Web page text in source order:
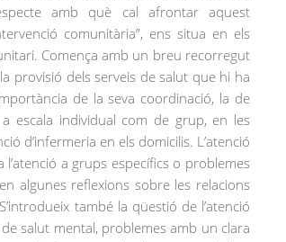
amb què cal afrontar aquest
comunitària”, ens situa en els
Comença amb un breu recorregut
provisió dels serveis de salut que hi ha
de la seva coordinació, la de
escala individual com de grup, en les
d’infermeria en els domicilis. L’atenció
a grups específics o problemes
algunes reflexions sobre les relacions
també la qüestió de l’atenció
salut mental, problemes amb un clara